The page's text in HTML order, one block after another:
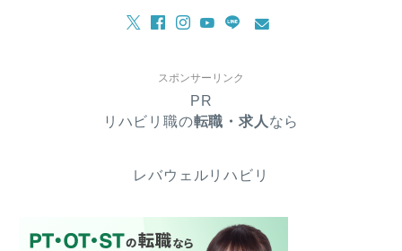
スポンサーリンク
PR
リハビリ職の転職・求人 なら
レバウェルリハビリ